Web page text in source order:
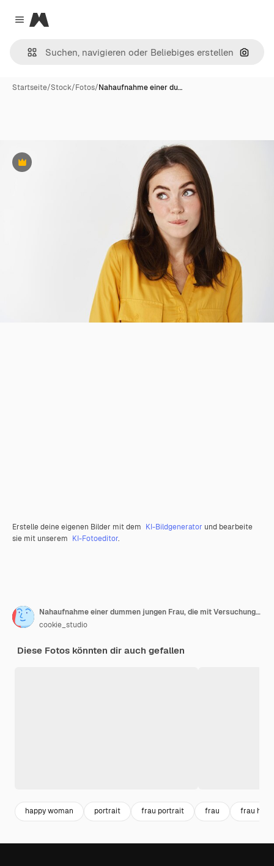
Close menu
Magnific
Nach
Startseite/Stock/Fotos/Nahaufnahme einer du…
Premium
Erstelle deine eigenen Bilder mit dem KI-Bildgenerator und bearbeite
sie mit unserem KI-Fotoeditor.
Nahaufnahme einer dummen jungen Frau, die mit Versuchung und Verlangen nach links auf die Produktwerbung schaut und über der weißen Wand steht. Platz kopieren
cookie_studio
Diese Fotos könnten dir auch gefallen
happy woman portrait frau portrait frau frau